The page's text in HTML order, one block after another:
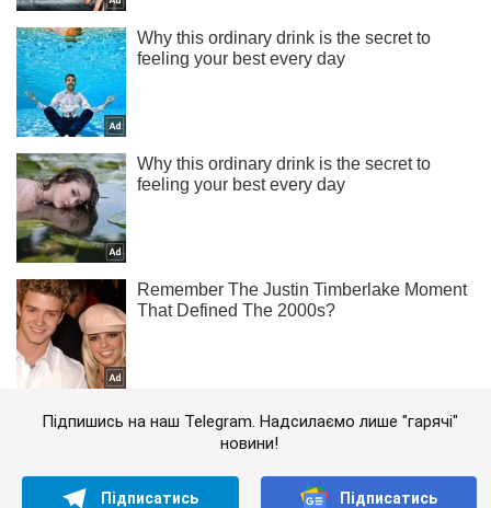
Підпишись на наш Telegram. Надсилаємо лише "гарячі"
новини!
Підписатись Підписатись